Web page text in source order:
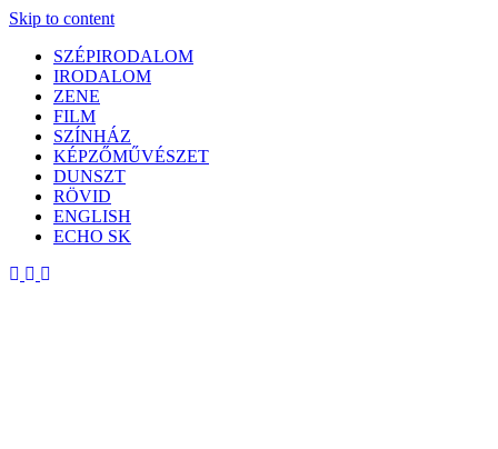
Skip to content
SZÉPIRODALOM
IRODALOM
ZENE
FILM
SZÍNHÁZ
KÉPZŐMŰVÉSZET
DUNSZT
RÖVID
ENGLISH
ECHO SK